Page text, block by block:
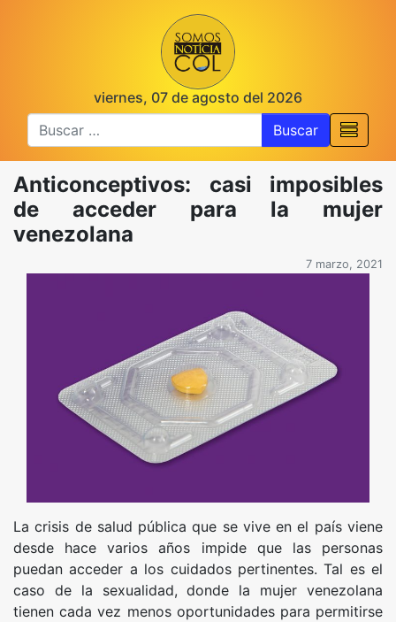
viernes, 07 de agosto del 2026
Buscar
Anticonceptivos: casi imposibles
de acceder para la mujer
venezolana
7 marzo, 2021
La crisis de salud pública que se vive en el país viene
desde hace varios años impide que las personas
puedan acceder a los cuidados pertinentes. Tal es el
caso de la sexualidad, donde la mujer venezolana
tienen cada vez menos oportunidades para permitirse